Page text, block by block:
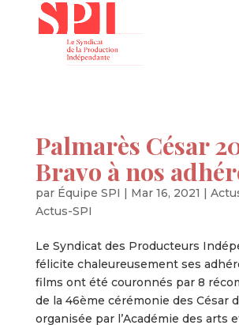
Palmarès César
Bravo à nos
par Équipe SPI | Mar 16, 2021 |
Actus-SPI
Le Syndicat des Producteurs
félicite chaleureusement ses
films ont été couronnés par 8
de la 46ème cérémonie des César
organisée par l’Académie des arts